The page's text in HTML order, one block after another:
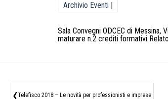
Archivio Eventi
Sala Convegni ODCEC di
maturare n.2 crediti formativi
Telefisco 2018 – Le novità per professionisti e imprese